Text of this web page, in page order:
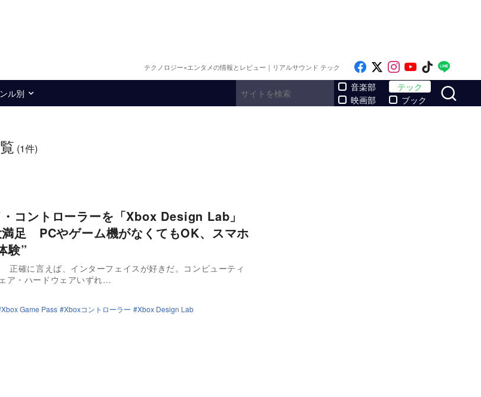
テクノロジー×エンタメの情報とレビュー｜リアルサウンド テック Like on Facebook
Follow on x
Follow on
Follow on
Follow
ル別
音楽部
映画部
テック
ブック
(1件)
コントローラーを「Xbox Design Lab」
足 PCやゲーム機がなくてもOK、スマホ
験”
確に言えば、インターフェイスが好きだ。コンピューティ
ア・ハードウェアいずれ…
Xbox Game Pass Xboxコントローラー Xbox Design Lab